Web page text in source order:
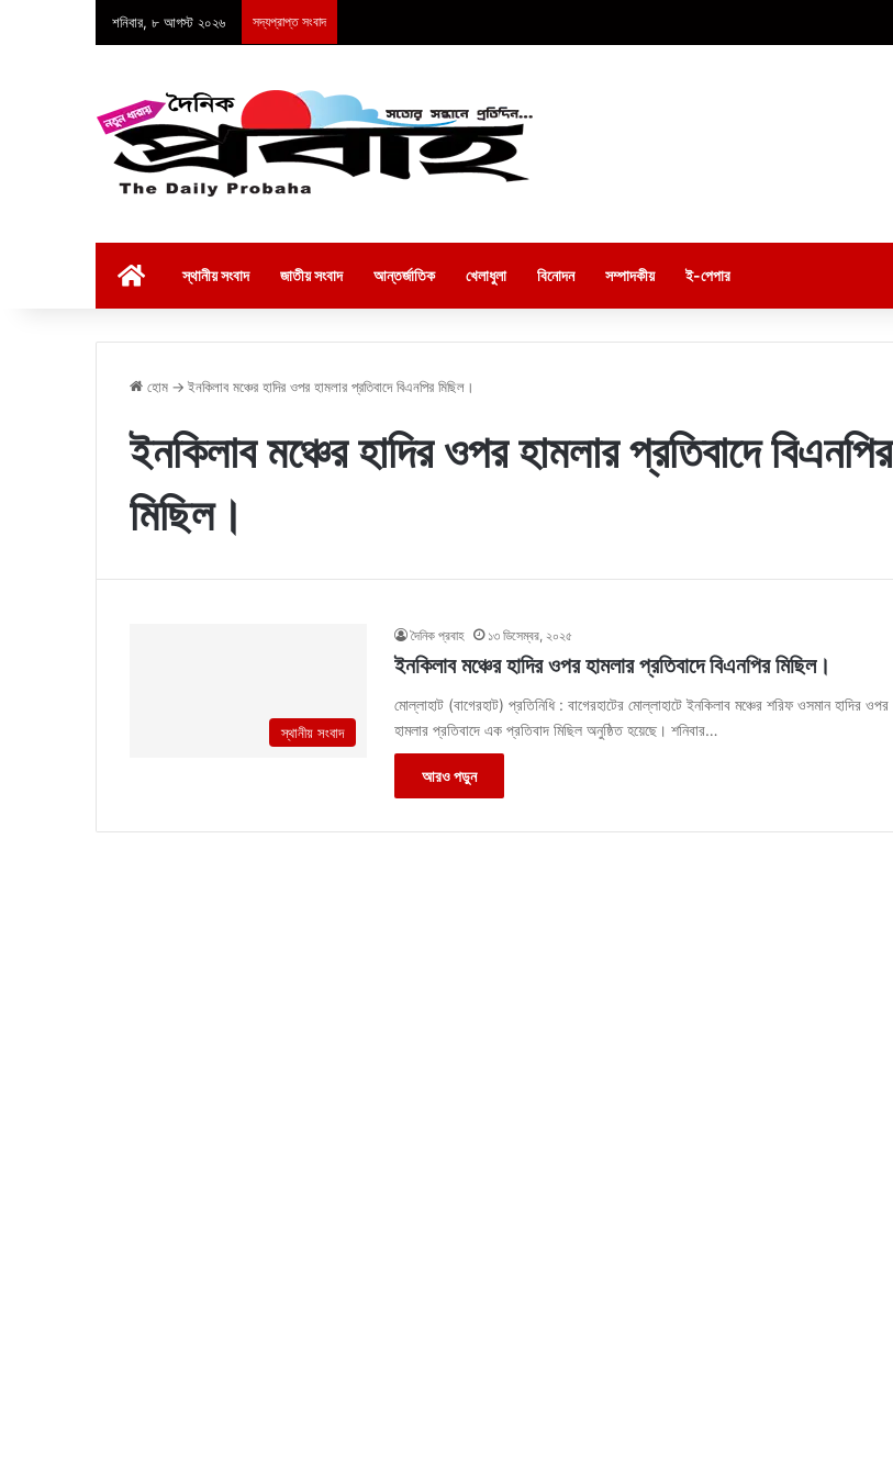
শনিবার, ৮ আগস্ট ২০২৬ সদ্যপ্রাপ্ত সংবাদ
স্থানীয় সংবাদ জাতীয় সংবাদ আন্তর্জাতিক খেলাধুলা বিনোদন সম্পাদকীয় ই-পেপার
হোম → ইনকিলাব মঞ্চের হাদির ওপর হামলার প্রতিবাদে বিএনপির মিছিল।
ইনকিলাব মঞ্চের হাদির ওপর হামলার প্রতিবাদে বিএনপির
মিছিল।
স্থানীয় সংবাদ
দৈনিক প্রবাহ ১৩ ডিসেম্বর, ২০২৫
ইনকিলাব মঞ্চের হাদির ওপর হামলার প্রতিবাদে বিএনপির মিছিল।
মোল্লাহাট (বাগেরহাট) প্রতিনিধি : বাগেরহাটের মোল্লাহাটে ইনকিলাব মঞ্চের শরিফ ওসমান হাদির ওপর
হামলার প্রতিবাদে এক প্রতিবাদ মিছিল অনুষ্ঠিত হয়েছে। শনিবার…
আরও পড়ুন